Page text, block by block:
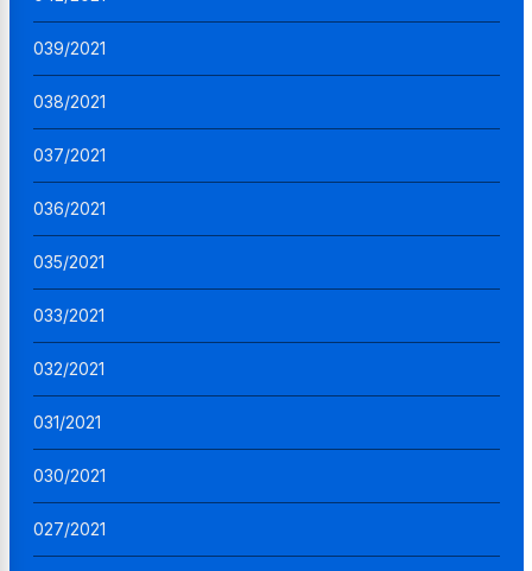
039/2021
038/2021
037/2021
036/2021
035/2021
033/2021
032/2021
031/2021
030/2021
027/2021